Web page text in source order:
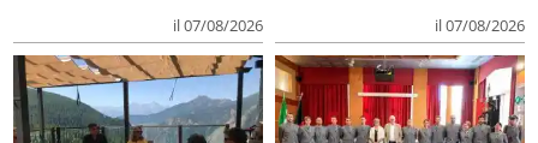
il 07/08/2026 il 07/08/2026